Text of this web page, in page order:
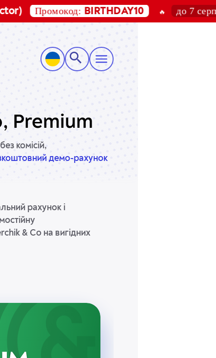
Промокод:BIRTHDAY10 🔥 до 7 серпня
Premium
комісій,
демо-рахунок
рахунок і
& Co на вигідних